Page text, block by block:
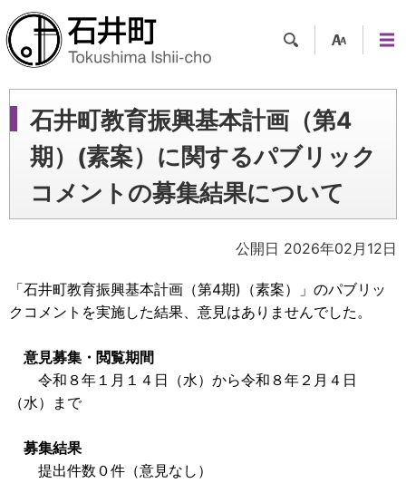
ツー
ル
ュー
石井町教育振興基本計画（第4
期）(素案）に関するパブリック
コメントの募集結果について
公開日 2026年02月12日
「石井町教育振興基本計画（第4期)（素案）」のパブリッ
クコメントを実施した結果、意見はありませんでした。
意見募集・閲覧期間
令和８年１月１４日（水）から令和８年２月４日
（水）まで
募集結果
提出件数０件（意見なし）